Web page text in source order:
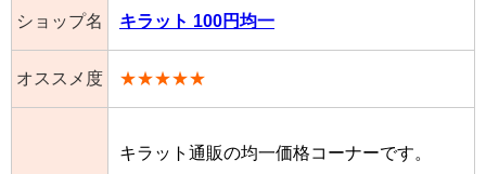
ショップ名 キラット 100円均一
オススメ度 ★★★★★
キラット通販の均一価格コーナーです。